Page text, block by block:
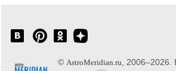
© AstroMeridian.ru , 2006–2026.